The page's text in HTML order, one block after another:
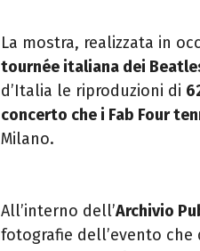
La mostra, realizzata in
tournée italiana dei
d’Italia le riproduzioni di
concerto che i Fab Four
Milano.
All’interno dell’Archivio
fotografie dell’evento